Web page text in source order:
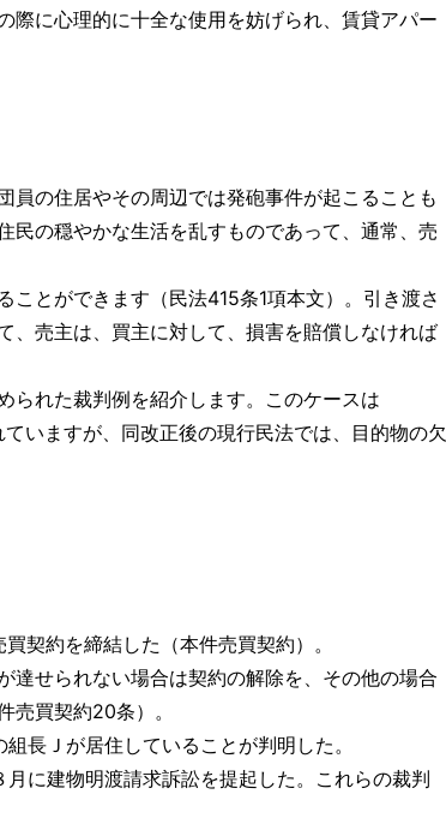
際に心理的に十全な使用を妨げられ、賃貸アパー
の住居やその周辺では発砲事件が起こることも
民の穏やかな生活を乱すものであって、通常、売
とができます（民法415条1項本文）。引き渡さ
、売主は、買主に対して、損害を賠償しなければ
れた裁判例を紹介します。このケースは
いますが、同改正後の現行民法では、目的物の欠
契約を締結した（本件売買契約）。
せられない場合は契約の解除を、その他の場合
売買契約20条）。
長Ｊが居住していることが判明した。
に建物明渡請求訴訟を提起した。これらの裁判